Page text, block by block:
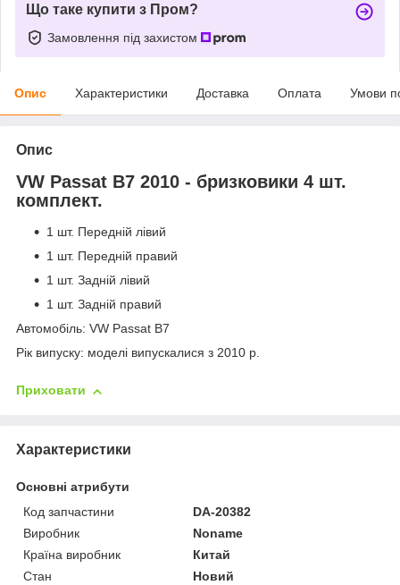
Що таке купити з Пром?
Замовлення під захистом
Опис Характеристики Доставка Оплата Умови
Опис
VW Passat B7 2010 - бризковики 4 шт.
комплект.
1 шт. Передній лівий
1 шт. Передній правий
1 шт. Задній лівий
1 шт. Задній правий
Автомобіль: VW Passat B7
Рік випуску: моделі випускалися з 2010 р.
Приховати
Характеристики
Основні атрибути
Код запчастини
DA-20382
Виробник
Noname
Країна виробник
Китай
Стан
Новий